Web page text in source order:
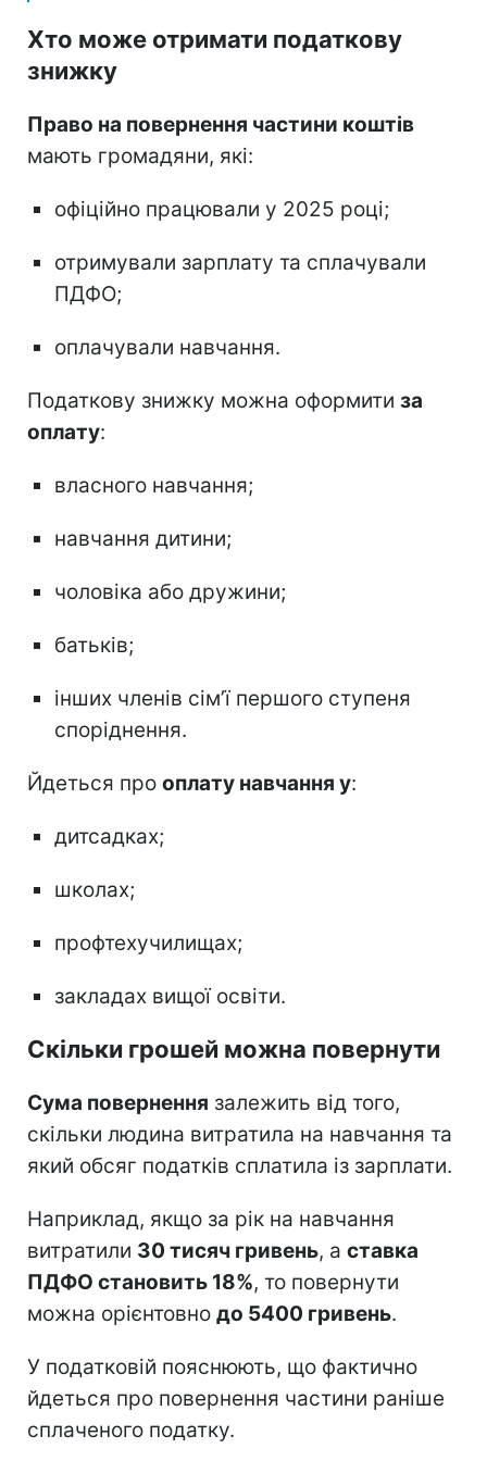
Хто може отримати податкову
знижку
Право на повернення частини коштів
мають громадяни, які:
офіційно працювали у 2025 році;
отримували зарплату та сплачували
ПДФО;
оплачували навчання.
Податкову знижку можна оформити за
оплату:
власного навчання;
навчання дитини;
чоловіка або дружини;
батьків;
інших членів сім’ї першого ступеня
споріднення.
Йдеться про оплату навчання у:
дитсадках;
школах;
профтехучилищах;
закладах вищої освіти.
Скільки грошей можна повернути
Сума повернення залежить від того,
скільки людина витратила на навчання та
який обсяг податків сплатила із зарплати.
Наприклад, якщо за рік на навчання
витратили 30 тисяч гривень, а ставка
ПДФО становить 18%, то повернути
можна орієнтовно до 5400 гривень.
У податковій пояснюють, що фактично
йдеться про повернення частини раніше
сплаченого податку.